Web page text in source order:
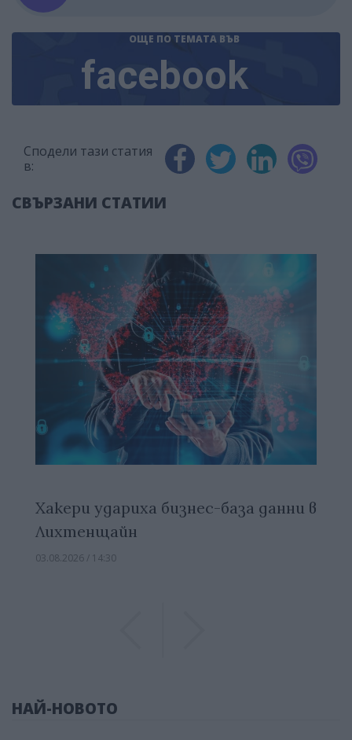
ОЩЕ ПО ТЕМАТА ВЪВ
facebook
Сподели тази статия
в:
СВЪРЗАНИ СТАТИИ
Хакери удариха бизнес-база данни в
Лихтенщайн
03.08.2026 / 14:30
НАЙ-НОВОТО